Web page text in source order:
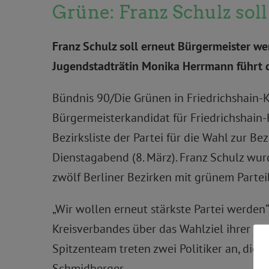
Grüne: Franz Schulz
Franz Schulz soll erneut Bürgermeister
Jugendstadträtin Monika Herrmann führt
Bündnis 90/Die Grünen in
Bürgermeisterkandidat für
Bezirksliste der Partei für die Wahl zur
Dienstagabend (8. März). Franz Schulz
zwölf Berliner Bezirken mit grünem
„Wir wollen erneut stärkste Partei
Kreisverbandes über das Wahlziel ihrer
Spitzenteam treten zwei Politiker an, die